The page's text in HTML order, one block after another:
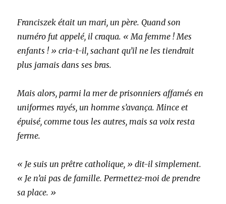
Franciszek était un mari, un père. Quand son
numéro fut appelé, il craqua. « Ma femme ! Mes
enfants ! » cria-t-il, sachant qu’il ne les tiendrait
plus jamais dans ses bras.
Mais alors, parmi la mer de prisonniers affamés en
uniformes rayés, un homme s’avança. Mince et
épuisé, comme tous les autres, mais sa voix resta
ferme.
« Je suis un prêtre catholique, » dit-il simplement.
« Je n’ai pas de famille. Permettez-moi de prendre
sa place. »